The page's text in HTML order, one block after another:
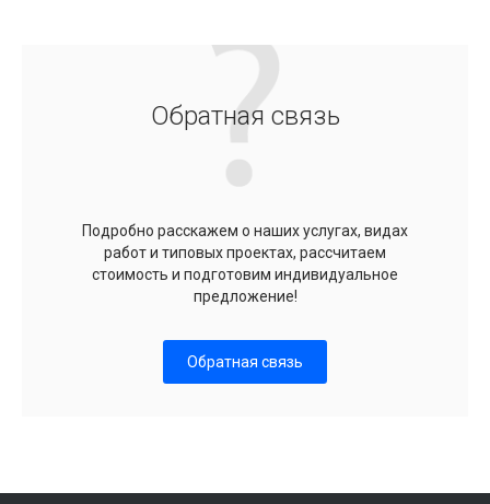
Обратная связь
Подробно расскажем о наших услугах, видах
работ и типовых проектах, рассчитаем
стоимость и подготовим индивидуальное
предложение!
Обратная связь